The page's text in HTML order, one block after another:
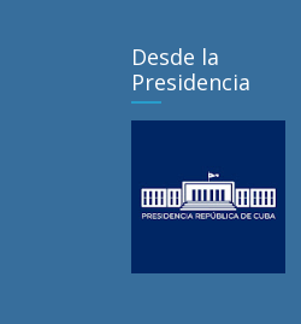
Desde la
Presidencia